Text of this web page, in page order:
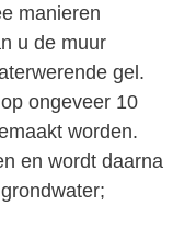
manieren
u de muur
gel.
ongeveer 10
worden.
en wordt daarna